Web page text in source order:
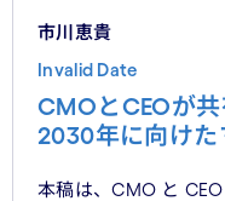
市川恵貴
Invalid Date
CMOとCEOが
2030年に向けた
本稿は、CMO と